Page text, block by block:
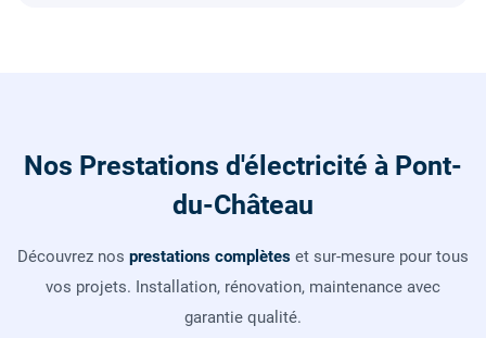
Nos Prestations d'électricité à Pont-
du-Château
Découvrez nos prestations complètes et sur-mesure pour tous
vos projets. Installation, rénovation, maintenance avec
garantie qualité.